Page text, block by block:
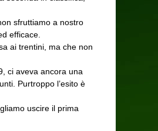
sfruttiamo a nostro
efficace.
ai trentini, ma che non
ci aveva ancora una
Purtroppo l’esito è
uscire il prima